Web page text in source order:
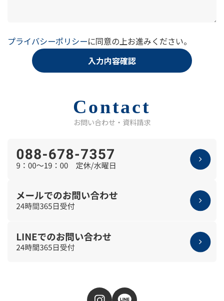
プライバシーポリシーに同意の上お進みください。
Contact
お問い合わせ・資料請求